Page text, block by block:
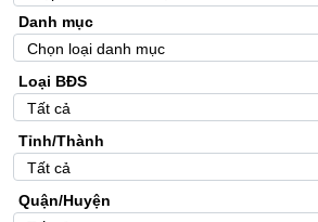
Danh mục
Loại BĐS
Tỉnh/Thành
Quận/Huyện